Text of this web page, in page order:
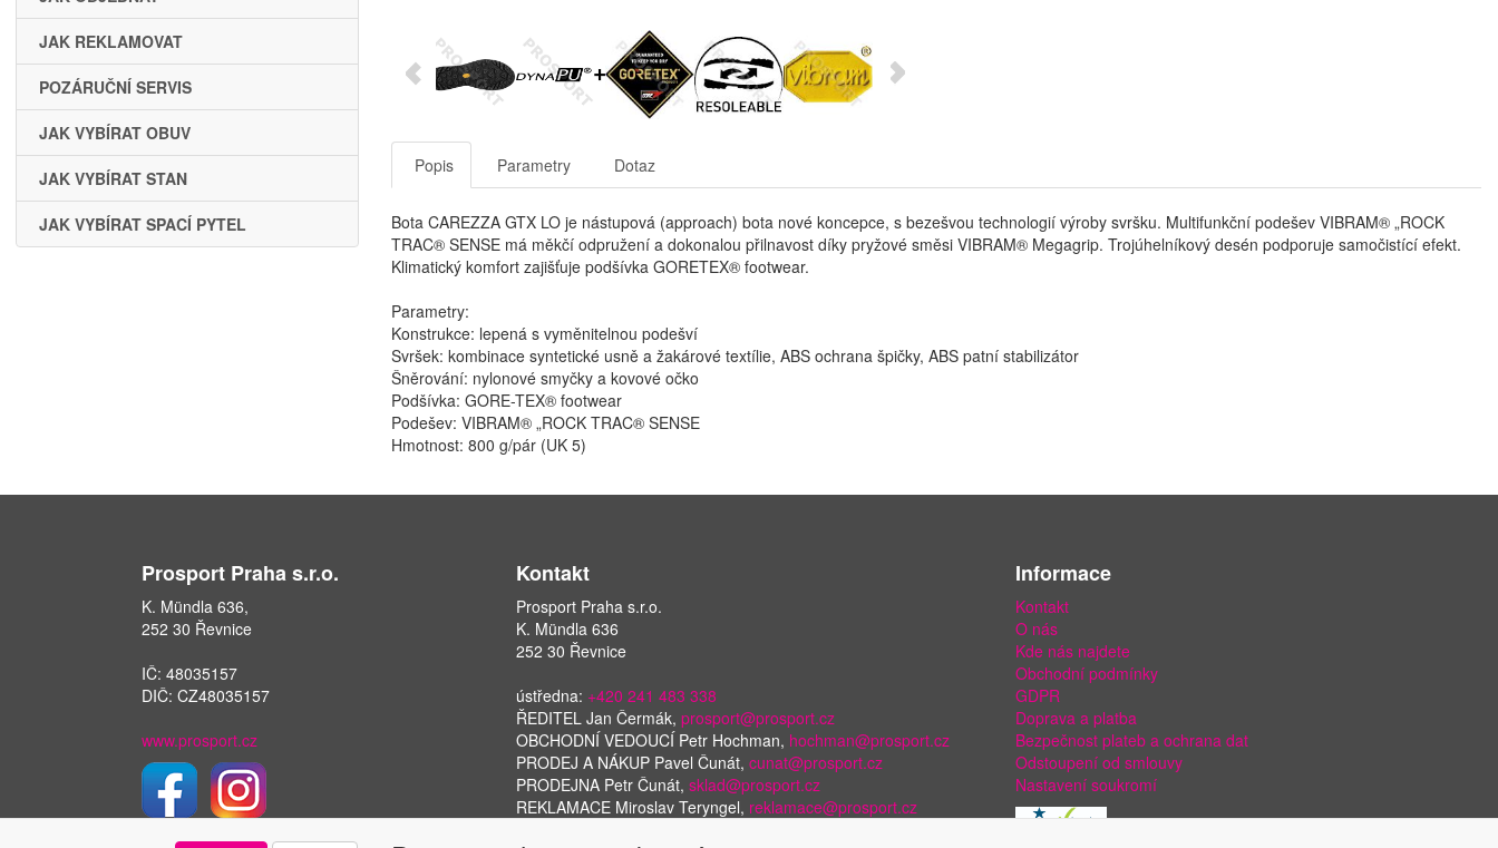
JAK REKLAMOVAT
POZÁRUČNÍ SERVIS
JAK VYBÍRAT OBUV
JAK VYBÍRAT STAN
JAK VYBÍRAT SPACÍ PYTEL
Popis Parametry Dotaz
Bota CAREZZA GTX LO je nástupová (approach) bota nové koncepce, s bezešvou technologií výroby svršku. Multifunkční podešev VIBRAM® „ROCK
TRAC® SENSE má měkčí odpružení a dokonalou přilnavost díky pryžové směsi VIBRAM® Megagrip. Trojúhelníkový desén podporuje samočistící efekt.
Klimatický komfort zajišťuje podšívka GORETEX® footwear.
Parametry:
Konstrukce: lepená s vyměnitelnou podešví
Svršek: kombinace syntetické usně a žakárové textílie, ABS ochrana špičky, ABS patní stabilizátor
Šněrování: nylonové smyčky a kovové očko
Podšívka: GORE-TEX® footwear
Podešev: VIBRAM® „ROCK TRAC® SENSE
Hmotnost: 800 g/pár (UK 5)
Prosport Praha s.r.o.
K. Mündla 636,
252 30 Řevnice
IČ: 48035157
DIČ: CZ48035157
www.prosport.cz
Kontakt
Prosport Praha s.r.o.
K. Mündla 636
252 30 Řevnice
ústředna: +420 241 483 338
ŘEDITEL Jan Čermák, prosport@prosport.cz
OBCHODNÍ VEDOUCÍ Petr Hochman, hochman@prosport.cz
PRODEJ A NÁKUP Pavel Čunát, cunat@prosport.cz
PRODEJNA Petr Čunát, sklad@prosport.cz
REKLAMACE Miroslav Teryngel, reklamace@prosport.cz
Informace
Kontakt
O nás
Kde nás najdete
Obchodní podmínky
GDPR
Doprava a platba
Bezpečnost plateb a ochrana dat
Odstoupení od smlouvy
Nastavení soukromí